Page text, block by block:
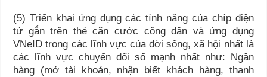
(5) Triển khai ứng dụng các tính năng của chíp điện
tử gắn trên thẻ căn cước công dân và ứng dụng
VNeID trong các lĩnh vực của đời sống, xã hội nhất là
các lĩnh vực chuyển đổi số mạnh nhất như: Ngân
hàng (mở tài khoản, nhận biết khách hàng, thanh